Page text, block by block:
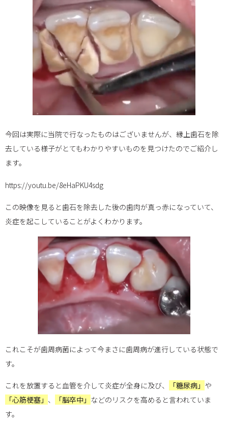
今回は実際に当院で行なったものはございませんが、縁上歯石を除
去している様子がとてもわかりやすいものを見つけたのでご紹介し
ます。
https://youtu.be/8eHaPKU4sdg
この映像を見ると歯石を除去した後の歯肉が真っ赤になっていて、
炎症を起こしていることがよくわかります。
これこそが歯周病菌によって今まさに歯周病が進行している状態で
す。
これを放置すると血管を介して炎症が全身に及び、 「糖尿病」 や
「心筋梗塞」 、 「脳卒中」 などのリスクを高めると言われていま
す。